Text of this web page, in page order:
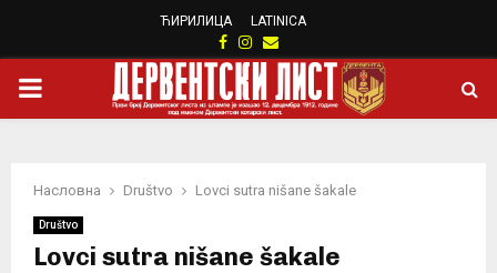
ЋИРИЛИЦА LATINICA
Facebook
Instagram
Email
PRIMARY
Насловна Društvo Lovci sutra nišane šakale
Društvo
Lovci sutra nišane šakale